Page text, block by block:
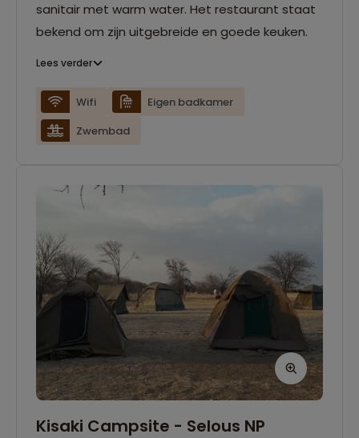
sanitair met warm water. Het restaurant staat
bekend om zijn uitgebreide en goede keuken.
Lees verder
Wifi
Eigen badkamer
Zwembad
Kisaki Campsite - Selous NP